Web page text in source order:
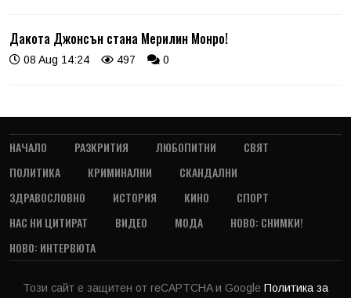
Дакота Джонсън стана Мерилин Монро!
08 Aug 14:24 497 0
НАЧАЛО РАЗКРИТИЯ ЛЮБОПИТНИ
СВЯТ
ПОЛИТИКА
КРИМИНАЛНИ
СКАНДАЛНИ
ЗДРАВОСЛОВНО
ИСТОРИЯ КИНО
СПОРТ
НАС НИ ЦИТИРАТ
ВИДЕО МОДА
НОВО: СНИМКИ!
НОВО: ИНТЕРВЮТА
Този сайт е защитен от reCAPTCHA и Google Политика за